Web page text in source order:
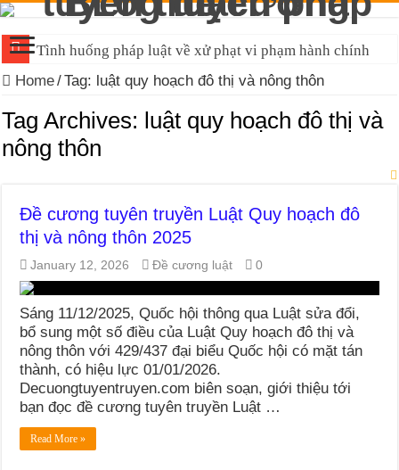
Tình huống pháp luật về xử phạt vi phạm hành chính
Home/Tag: luật quy hoạch đô thị và nông thôn
Tag Archives: luật quy hoạch đô thị và
nông thôn
Đề cương tuyên truyền Luật Quy hoạch đô
thị và nông thôn 2025
January 12, 2026 Đề cương luật 0
Sáng 11/12/2025, Quốc hội thông qua Luật sửa đổi,
bổ sung một số điều của Luật Quy hoạch đô thị và
nông thôn với 429/437 đại biểu Quốc hội có mặt tán
thành, có hiệu lực 01/01/2026.
Decuongtuyentruyen.com biên soạn, giới thiệu tới
bạn đọc đề cương tuyên truyền Luật …
Read More »